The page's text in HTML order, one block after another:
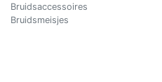
Bruidsaccessoires
Bruidsmeisjes